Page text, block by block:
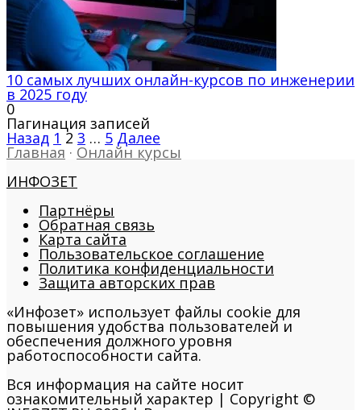
10 самых лучших онлайн-курсов по инженерии
в 2025 году
0
Пагинация записей
Назад 1 2 3 … 5 Далее
Главная · Онлайн курсы
ИНФОЗЕТ
Партнёры
Обратная связь
Карта сайта
Пользовательское соглашение
Политика конфиденциальности
Защита авторских прав
«Инфозет» использует файлы cookie для
повышения удобства пользователей и
обеспечения должного уровня
работоспособности сайта.
Вся информация на сайте носит
ознакомительный характер | Copyright ©